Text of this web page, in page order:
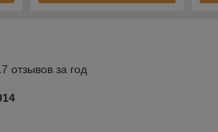
отзывов за год